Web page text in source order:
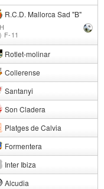
R.C.D. Mallorca Sad "B"
F-11
Rotlet-molinar
Collerense
Santanyi
Son Cladera
Platges de Calvia
Formentera
Inter Ibiza
Alcudia